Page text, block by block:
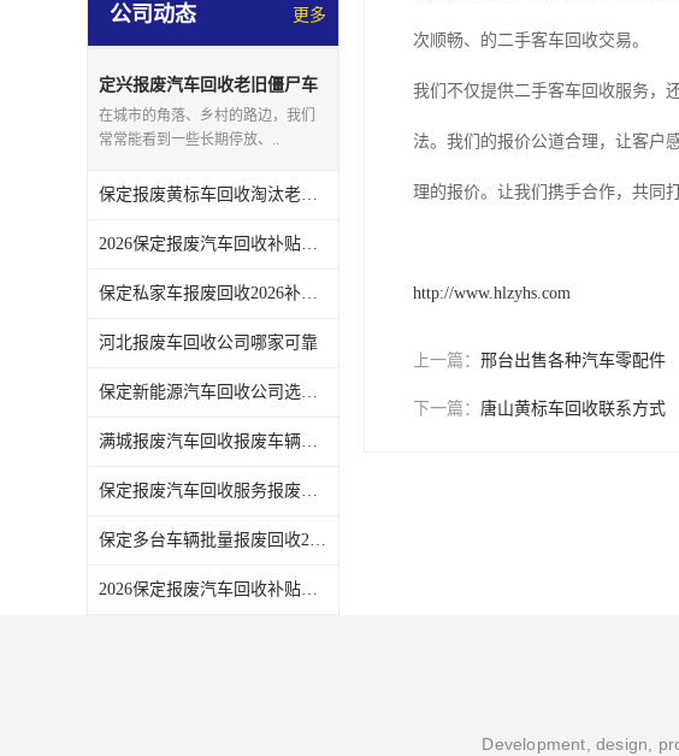
公司动态 更多
定兴报废汽车回收老旧僵尸车
上门回收处理
在城市的角落、乡村的路边，我们
常常能看到一些长期停放、..
保定报废黄标车回收淘汰老旧车辆领取补贴
2026保定报废汽车回收补贴发放注意事项
保定私家车报废回收2026补贴发放时间说明
河北报废车回收公司哪家可靠
保定新能源汽车回收公司选哪家
满城报废汽车回收报废车辆残值实时报价
保定报废汽车回收服务报废手续全程代办不用跑腿
保定多台车辆批量报废回收2026补贴政策
2026保定报废汽车回收补贴申领常见问题汇总
次顺畅、的二手客车回收交易。
我们不仅提供二手客车回收服务，
法。我们的报价公道合理，让客户
理的报价。让我们携手合作，共同
http://www.hlzyhs.com
上一篇： 邢台出售各种汽车零配件
下一篇： 唐山黄标车回收联系方式
Development, design,